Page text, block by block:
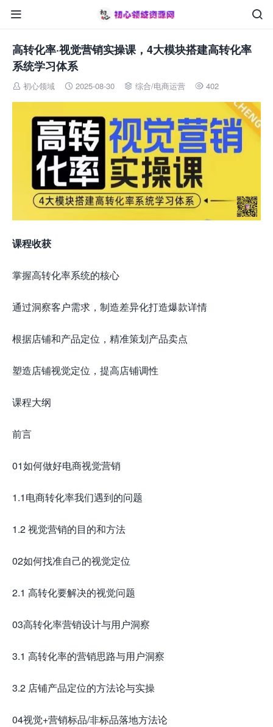


高转化率·视觉营销实操课，4大模块搭建高转化率
系统学习体系
 初心领域  2025-08-30  综合/电商运营  402
课程收获
掌握高转化率系统的核心
通过洞察客户需求，制造差异化打造爆款详情
根据店铺和产品定位，精准策划产品卖点
塑造店铺视觉定位，提高店铺调性
课程大纲
前言
01如何做好电商视觉营销
1.1电商转化率我们遇到的问题
1.2 视觉营销的目的和方法
02如何找准自己的视觉定位
2.1 高转化要解决的视觉问题
03高转化率营销设计与用户洞察
3.1 高转化率的营销思路与用户洞察
3.2 店铺产品定位的方法论与实操
04视觉+营销标品/非标品落地方法论